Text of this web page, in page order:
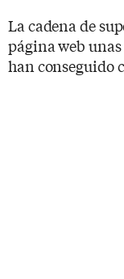
La cadena de
página web
han conseguido